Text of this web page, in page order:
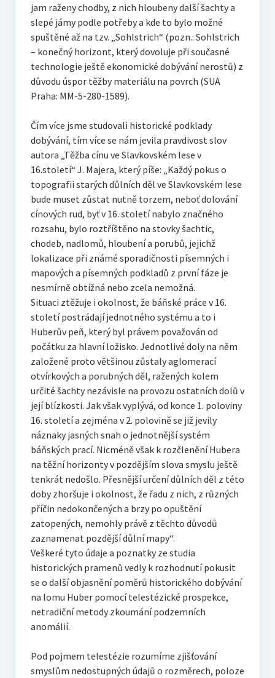
jam raženy chodby, z nich hloubeny další šachty a
slepé jámy podle potřeby a kde to bylo možné
spuštěné až na tzv. „Sohlstrich“ (pozn.: Sohlstrich
– konečný horizont, který dovoluje při současné
technologie ještě ekonomické dobývání nerostů) z
důvodu úspor těžby materiálu na povrch (SUA
Praha: MM-5-280-1589).
Čím více jsme studovali historické podklady
dobývání, tím více se nám jevila pravdivost slov
autora „Těžba cínu ve Slavkovském lese v
16.století“ J. Majera, který píše: „Každý pokus o
topografii starých důlních děl ve Slavkovském lese
bude muset zůstat nutně torzem, neboť dolování
cínových rud, byť v 16. století nabylo značného
rozsahu, bylo roztříštěno na stovky šachtic,
chodeb, nadlomů, hloubení a porubů, jejichž
lokalizace při známé sporadičnosti písemných i
mapových a písemných podkladů z první fáze je
nesmírně obtížná nebo zcela nemožná.
Situaci ztěžuje i okolnost, že báňské práce v 16.
století postrádají jednotného systému a to i
Huberův peň, který byl právem považován od
počátku za hlavní ložisko. Jednotlivé doly na něm
založené proto většinou zůstaly aglomerací
otvírkových a porubných děl, ražených kolem
určité šachty nezávisle na provozu ostatních dolů v
její blízkosti. Jak však vyplývá, od konce 1. poloviny
16. století a zejména v 2. polovině se již jevily
náznaky jasných snah o jednotnější systém
báňských prací. Nicméně však k rozčlenění Hubera
na těžní horizonty v pozdějším slova smyslu ještě
tenkrát nedošlo. Přesnější určení důlních děl z této
doby zhoršuje i okolnost, že řadu z nich, z různých
příčin nedokončených a brzy po opuštění
zatopených, nemohly právě z těchto důvodů
zaznamenat pozdější důlní mapy“.
Veškeré tyto údaje a poznatky ze studia
historických pramenů vedly k rozhodnutí pokusit
se o další objasnění poměrů historického dobývání
na lomu Huber pomocí telestézické prospekce,
netradiční metody zkoumání podzemních
anomálií.
Pod pojmem telestézie rozumíme zjišťování
smyslům nedostupných údajů o rozměrech, poloze